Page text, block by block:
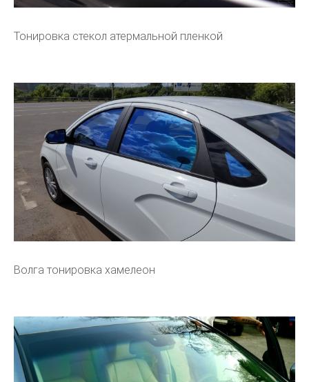
Тонировка стекол атермальной пленкой
Волга тонировка хамелеон